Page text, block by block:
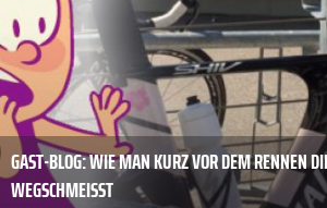
GAST-BLOG: WIE MAN KURZ VOR DEM RENNEN
WEGSCHMEISST